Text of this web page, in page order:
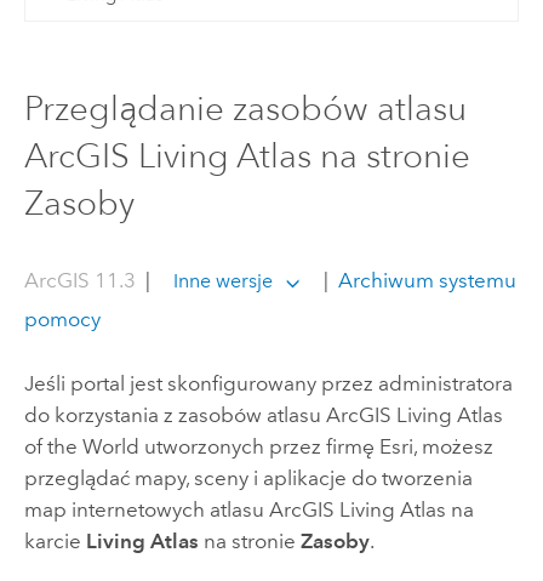
Przeglądanie zasobów atlasu
ArcGIS Living Atlas na stronie
Zasoby
ArcGIS 11.3 | Inne wersje | Archiwum systemu
pomocy
Jeśli portal jest skonfigurowany przez administratora
do korzystania z zasobów atlasu ArcGIS Living Atlas
of the World utworzonych przez firmę Esri, możesz
przeglądać mapy, sceny i aplikacje do tworzenia
map internetowych atlasu ArcGIS Living Atlas na
karcie Living Atlas na stronie Zasoby.